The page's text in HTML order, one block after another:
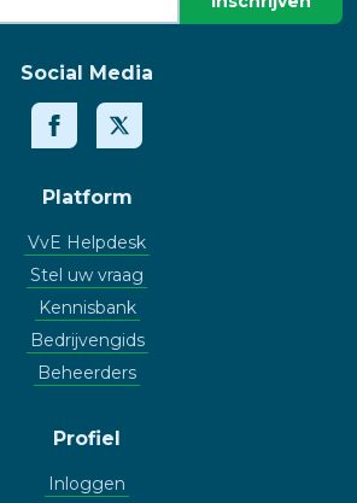
Social Media
Platform
VvE Helpdesk
Stel uw vraag
Kennisbank
Bedrijvengids
Beheerders
Profiel
Inloggen